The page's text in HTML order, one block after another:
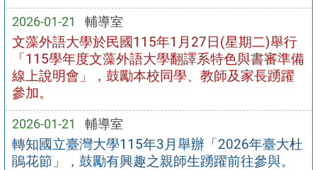
2026-01-21 輔導室
文藻外語大學於民國115年1月27日(星期二)舉行
「115學年度文藻外語大學翻譯系特色與書審準備
線上說明會」，鼓勵本校同學、教師及家長踴躍
參加。
2026-01-21 輔導室
轉知國立臺灣大學115年3月舉辦「2026年臺大杜
鵑花節」，鼓勵有興趣之親師生踴躍前往參與。